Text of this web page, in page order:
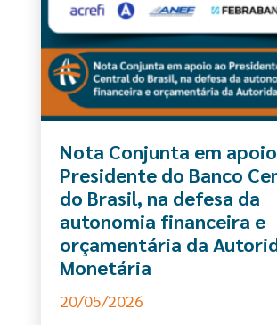
Nota Conjunta em
Presidente do Banco
do Brasil, na defesa da
autonomia financeira e
orçamentária da
Monetária
20/05/2026